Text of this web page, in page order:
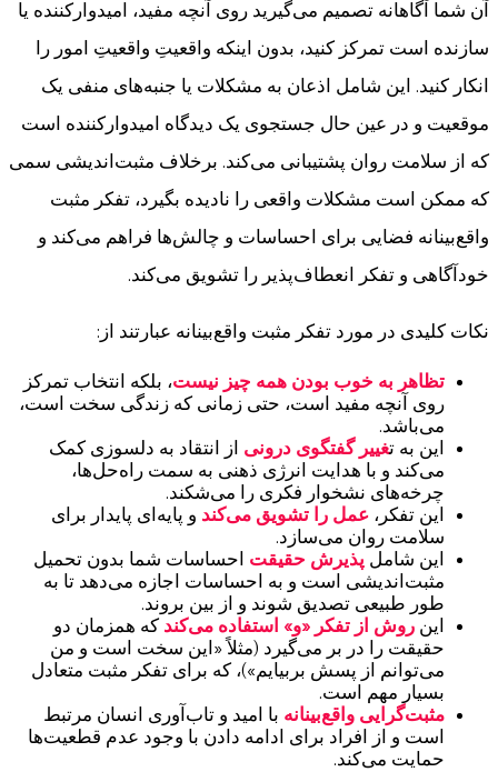
آن شما آگاهانه تصمیم می‌گیرید روی آنچه مفید، امیدوارکننده یا
سازنده است تمرکز کنید، بدون اینکه واقعیتِ واقعیتِ امور را
انکار کنید. این شامل اذعان به مشکلات یا جنبه‌های منفی یک
موقعیت و در عین حال جستجوی یک دیدگاه امیدوارکننده است
که از سلامت روان پشتیبانی می‌کند. برخلاف مثبت‌اندیشی سمی
که ممکن است مشکلات واقعی را نادیده بگیرد، تفکر مثبت
واقع‌بینانه فضایی برای احساسات و چالش‌ها فراهم می‌کند و
خودآگاهی و تفکر انعطاف‌پذیر را تشویق می‌کند.
نکات کلیدی در مورد تفکر مثبت واقع‌بینانه عبارتند از:
تظاهر به خوب بودن همه چیز نیست، بلکه انتخاب تمرکز
روی آنچه مفید است، حتی زمانی که زندگی سخت است،
می‌باشد.
این به تغییر گفتگوی درونی از انتقاد به دلسوزی کمک
می‌کند و با هدایت انرژی ذهنی به سمت راه‌حل‌ها،
چرخه‌های نشخوار فکری را می‌شکند.
این تفکر، عمل را تشویق می‌کند و پایه‌ای پایدار برای
سلامت روان می‌سازد.
این شامل پذیرش حقیقت احساسات شما بدون تحمیل
مثبت‌اندیشی است و به احساسات اجازه می‌دهد تا به
طور طبیعی تصدیق شوند و از بین بروند.
این روش از تفکر «و» استفاده می‌کند که همزمان دو
حقیقت را در بر می‌گیرد (مثلاً «این سخت است و من
می‌توانم از پسش بربیایم»)، که برای تفکر مثبت متعادل
بسیار مهم است.
مثبت‌گرایی واقع‌بینانه با امید و تاب‌آوری انسان مرتبط
است و از افراد برای ادامه دادن با وجود عدم قطعیت‌ها
حمایت می‌کند.